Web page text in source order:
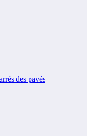
des pavés